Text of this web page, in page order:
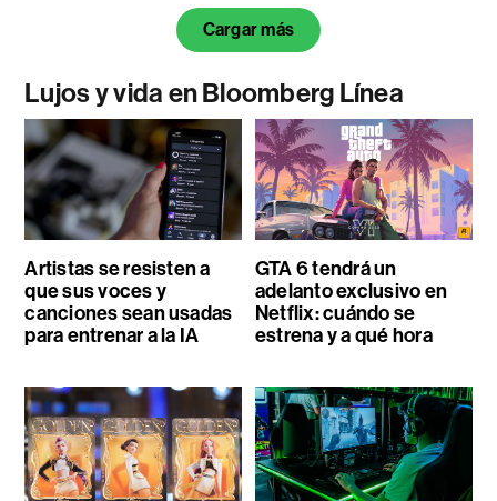
Cargar más
Lujos y vida en Bloomberg Línea
Artistas se resisten a
que sus voces y
canciones sean usadas
para entrenar a la IA
GTA 6 tendrá un
adelanto exclusivo en
Netflix: cuándo se
estrena y a qué hora